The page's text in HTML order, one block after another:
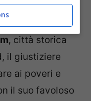
Resta in
, città storica
il giustiziere
ai poveri e
il suo favoloso